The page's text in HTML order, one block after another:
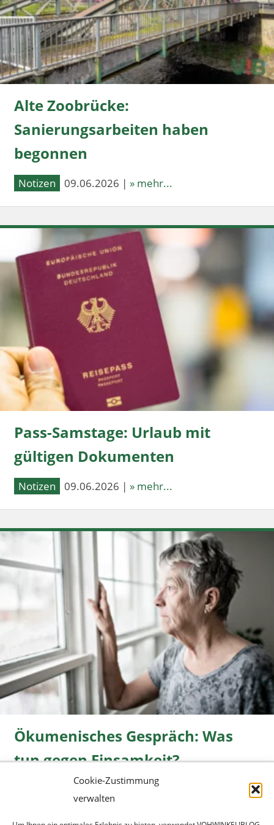
Cookie-Zustimmung
verwalten
Alte Zoobrücke:
Sanierungsarbeiten haben
begonnen
Notizen 09.06.2026 | » mehr...
Pass-Samstage: Urlaub mit
gültigen Dokumenten
Notizen 09.06.2026 | » mehr...
Ökumenisches Gespräch: Was
tun gegen Einsamkeit?
» mehr...